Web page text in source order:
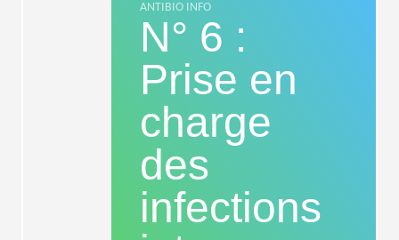
ANTIBIO INFO
N° 6 :
Prise en
charge
des
infections